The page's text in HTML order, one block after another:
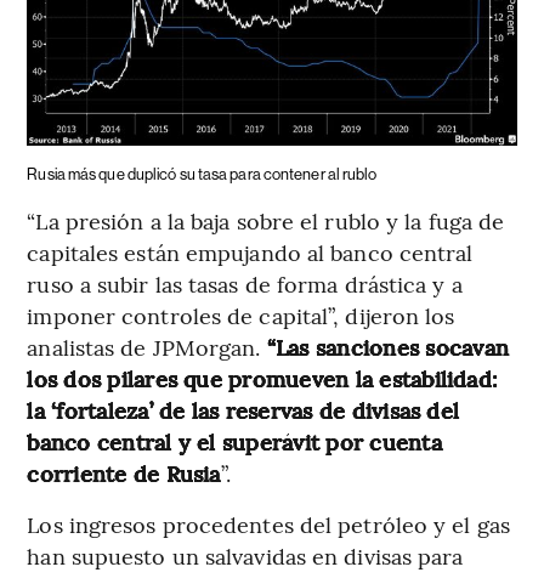
Rusia más que duplicó su tasa para contener al rublo
“La presión a la baja sobre el rublo y la fuga de
capitales están empujando al banco central
ruso a subir las tasas de forma drástica y a
imponer controles de capital”, dijeron los
analistas de JPMorgan. “Las sanciones socavan
los dos pilares que promueven la estabilidad:
la ‘fortaleza’ de las reservas de divisas del
banco central y el superávit por cuenta
corriente de Rusia”.
Los ingresos procedentes del petróleo y el gas
han supuesto un salvavidas en divisas para